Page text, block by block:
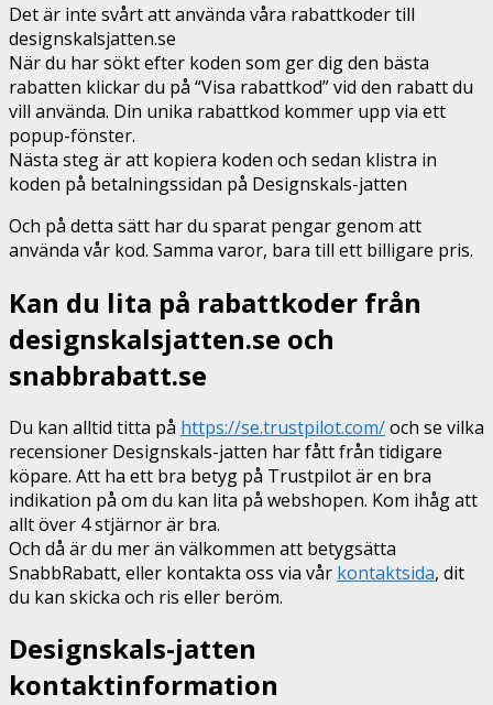
Det är inte svårt att använda våra rabattkoder till
designskalsjatten.se
När du har sökt efter koden som ger dig den bästa
rabatten klickar du på “Visa rabattkod” vid den rabatt du
vill använda. Din unika rabattkod kommer upp via ett
popup-fönster.
Nästa steg är att kopiera koden och sedan klistra in
koden på betalningssidan på Designskals-jatten
Och på detta sätt har du sparat pengar genom att
använda vår kod. Samma varor, bara till ett billigare pris.
Kan du lita på rabattkoder från
designskalsjatten.se och
snabbrabatt.se
Du kan alltid titta på https://se.trustpilot.com/och se vilka
recensioner Designskals-jatten har fått från tidigare
köpare. Att ha ett bra betyg på Trustpilot är en bra
indikation på om du kan lita på webshopen. Kom ihåg att
allt över 4 stjärnor är bra.
Och då är du mer än välkommen att betygsätta
SnabbRabatt, eller kontakta oss via vår kontaktsida, dit
du kan skicka och ris eller beröm.
Designskals-jatten
kontaktinformation